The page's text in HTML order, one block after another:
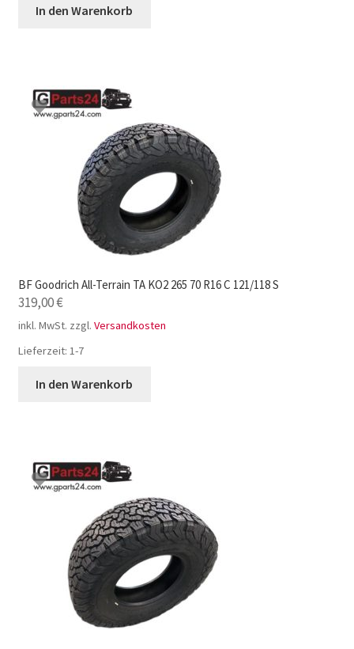
In den Warenkorb
BF Goodrich All-Terrain TA KO2 265 70 R16 C 121/118 S
319,00€
inkl. MwSt. zzgl. Versandkosten
Lieferzeit: 1-7
In den Warenkorb